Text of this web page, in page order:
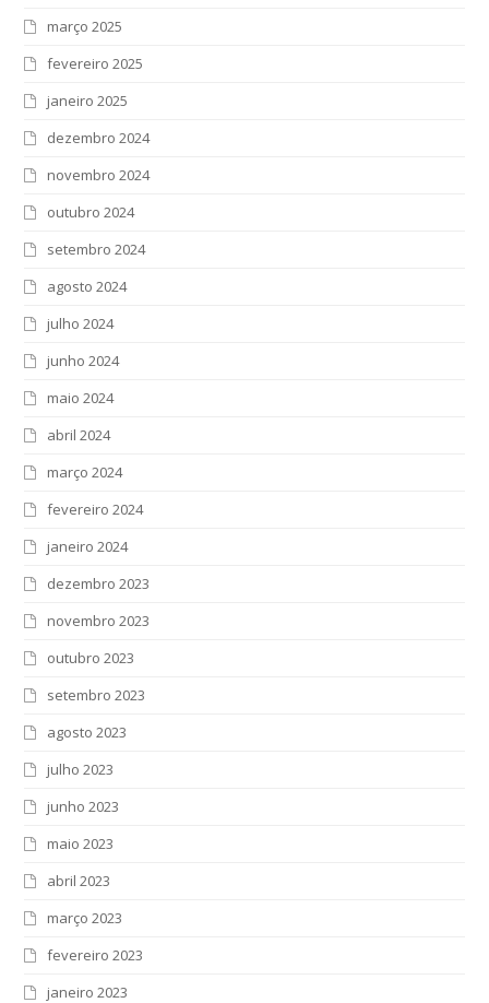
março 2025
fevereiro 2025
janeiro 2025
dezembro 2024
novembro 2024
outubro 2024
setembro 2024
agosto 2024
julho 2024
junho 2024
maio 2024
abril 2024
março 2024
fevereiro 2024
janeiro 2024
dezembro 2023
novembro 2023
outubro 2023
setembro 2023
agosto 2023
julho 2023
junho 2023
maio 2023
abril 2023
março 2023
fevereiro 2023
janeiro 2023